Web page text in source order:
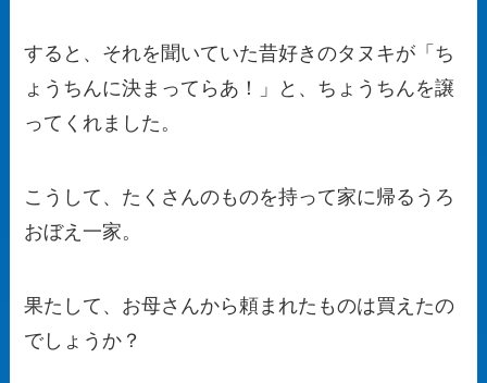
すると、それを聞いていた昔好きのタヌキが「ち
ょうちんに決まってらあ！」と、ちょうちんを譲
ってくれました。
こうして、たくさんのものを持って家に帰るうろ
おぼえ一家。
果たして、お母さんから頼まれたものは買えたの
でしょうか？